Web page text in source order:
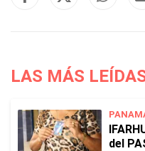
LAS MÁS
del